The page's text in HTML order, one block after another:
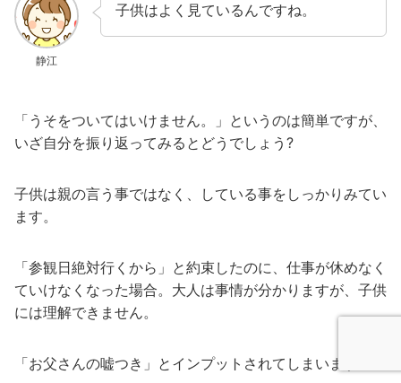
静江
子供はよく見ているんですね。
「うそをついてはいけません。」というのは簡単ですが、
いざ自分を振り返ってみるとどうでしょう?
子供は親の言う事ではなく、している事をしっかりみてい
ます。
「参観日絶対行くから」と約束したのに、仕事が休めなく
ていけなくなった場合。大人は事情が分かりますが、子供
には理解できません。
「お父さんの嘘つき」とインプットされてしまいます。